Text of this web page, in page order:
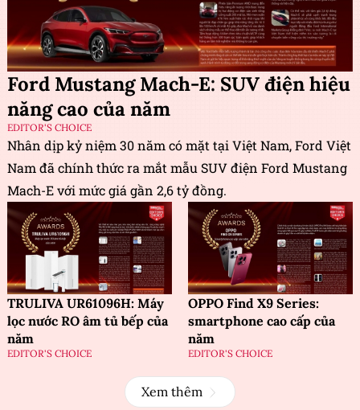
Ford Mustang Mach-E: SUV điện hiệu
năng cao của năm
EDITOR'S CHOICE
Nhân dịp kỷ niệm 30 năm có mặt tại Việt Nam, Ford Việt
Nam đã chính thức ra mắt mẫu SUV điện Ford Mustang
Mach-E với mức giá gần 2,6 tỷ đồng.
TRULIVA UR61096H: Máy
lọc nước RO âm tủ bếp của
năm
EDITOR'S CHOICE
OPPO Find X9 Series:
smartphone cao cấp của
năm
EDITOR'S CHOICE
Xem thêm